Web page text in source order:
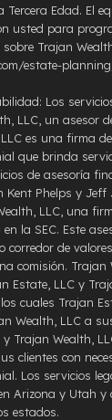
Tercera Edad. El
usted para
Trajan
estate-
Los
LLC, un asesor
es una firma
que brinda
de asesoría
Kent Phelps y
LLC, una
la SEC. Este
corredor de
comisión. Trajan
Estate, LLC y
cuales Trajan
Wealth, LLC a
Trajan Wealth,
clientes con
Los servicios
Arizona y Utah
estados.